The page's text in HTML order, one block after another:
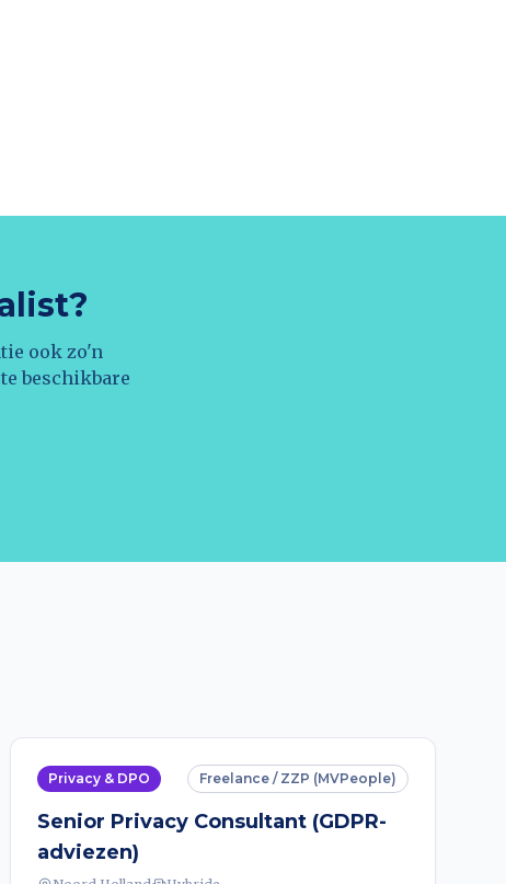
ook zo'n
beschikbare
Privacy & DPO Freelance / ZZP (MVPeople)
Senior Privacy Consultant (GDPR-
adviezen)